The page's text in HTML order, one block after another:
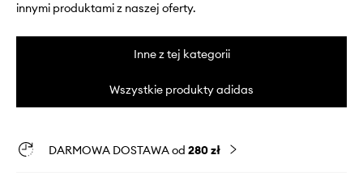
innymi produktami z naszej oferty.
Inne z tej kategorii
Wszystkie produkty adidas
DARMOWA DOSTAWA od 280 zł